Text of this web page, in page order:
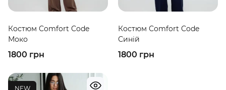
Костюм Comfort Code
Моко
1800 грн
Костюм Comfort Code
Синій
1800 грн
NEW